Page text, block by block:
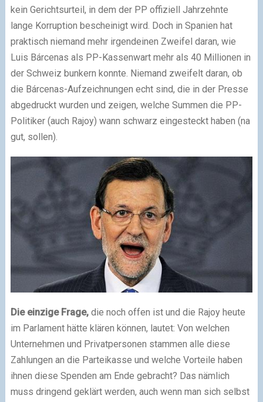
kein Gerichtsurteil, in dem der PP offiziell Jahrzehnte
lange Korruption bescheinigt wird. Doch in Spanien hat
praktisch niemand mehr irgendeinen Zweifel daran, wie
Luis Bárcenas als PP-Kassenwart mehr als 40 Millionen in
der Schweiz bunkern konnte. Niemand zweifelt daran, ob
die Bárcenas-Aufzeichnungen echt sind, die in der Presse
abgedruckt wurden und zeigen, welche Summen die PP-
Politiker (auch Rajoy) wann schwarz eingesteckt haben (na
gut, sollen).
Die einzige Frage,die noch offen ist und die Rajoy heute
im Parlament hätte klären können, lautet: Von welchen
Unternehmen und Privatpersonen stammen alle diese
Zahlungen an die Parteikasse und welche Vorteile haben
ihnen diese Spenden am Ende gebracht? Das nämlich
muss dringend geklärt werden, auch wenn man sich selbst